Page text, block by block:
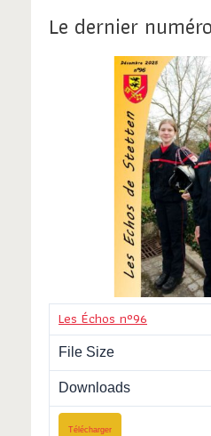
Le dernier
Les Échos n°96
File Size
Downloads
Télécharger